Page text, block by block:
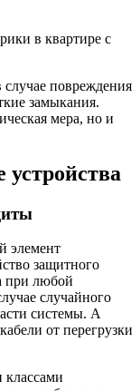
случае повреждения
замыкания.
мера, но и
элемент
защитного
при любой
случайного
системы. А
от перегрузки
классами